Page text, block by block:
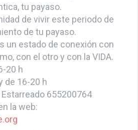
tu payaso.
de vivir este periodo de
de tu payaso.
un estado de conexión con
con el otro y con la VIDA.
20 h
de 16-20 h
655200764
la web: